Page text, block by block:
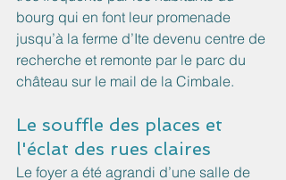
bourg qui en font leur promenade
jusqu’à la ferme d’Ite devenu centre de
recherche et remonte par le parc du
château sur le mail de la Cimbale.
Le souffle des places et
l'éclat des rues claires
Le foyer a été agrandi d’une salle de